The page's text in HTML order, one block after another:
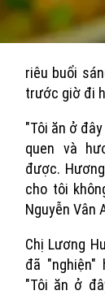
riêu buổi
trước giờ đi
"Tôi ăn ở
quen và
được.
cho tôi
Nguyễn Vân
Chị Lương
đã "nghiện"
"Tôi ăn ở